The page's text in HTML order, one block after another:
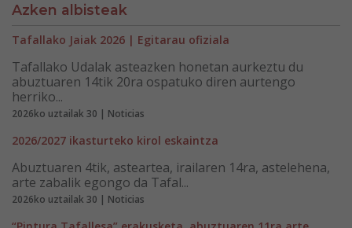
Azken albisteak
Tafallako Jaiak 2026 | Egitarau ofiziala
Tafallako Udalak asteazken honetan aurkeztu du
abuztuaren 14tik 20ra ospatuko diren aurtengo
herriko...
2026ko uztailak 30 | Noticias
2026/2027 ikasturteko kirol eskaintza
Abuztuaren 4tik, asteartea, irailaren 14ra, astelehena,
arte zabalik egongo da Tafal...
2026ko uztailak 30 | Noticias